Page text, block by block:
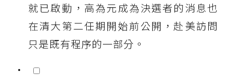
就已啟動，高為元成為決選者的消息也
在清大第二任期開始前公開，赴美訪問
只是既有程序的一部分。